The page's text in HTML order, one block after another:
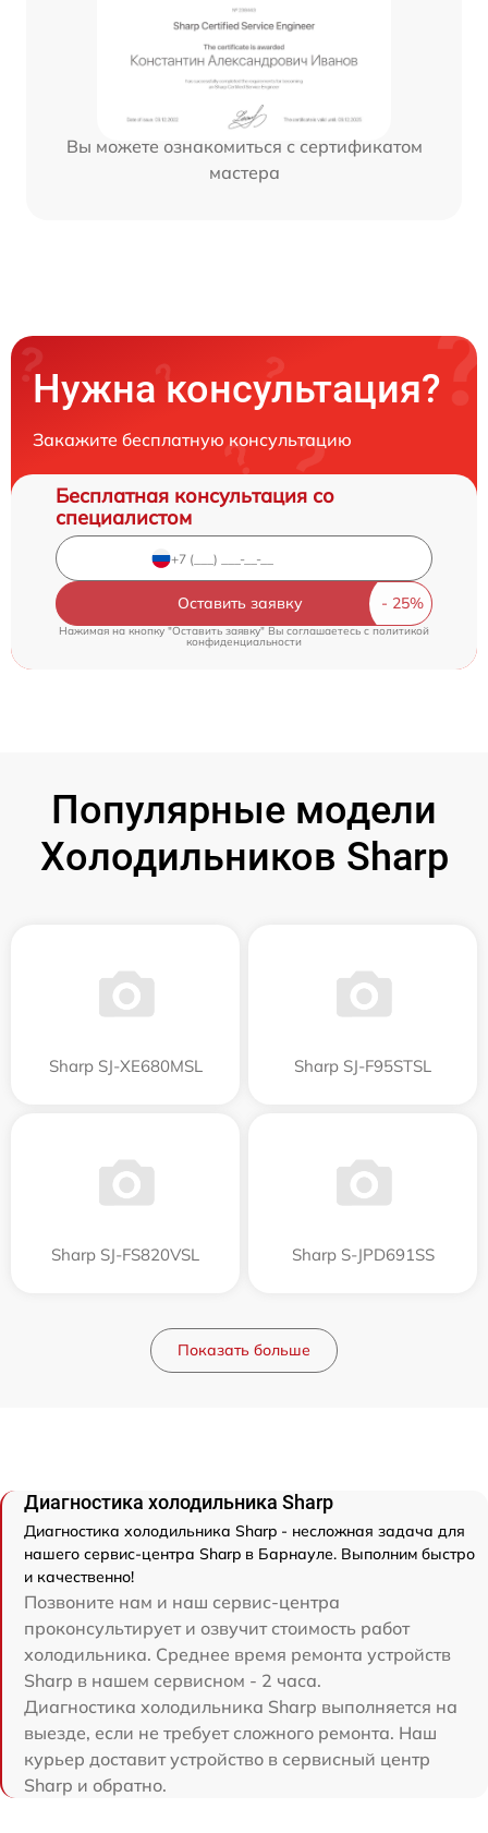
Вы можете ознакомиться с сертификатом
мастера
Нужна консультация?
Закажите бесплатную консультацию
Бесплатная консультация со
специалистом
Оставить заявку
Нажимая на кнопку "Оставить заявку" Вы соглашаетесь c политикой
конфиденциальности
Популярные модели
Холодильников Sharp
Sharp SJ-XE680MSL Sharp SJ-F95STSL
Sharp SJ-FS820VSL Sharp S-JPD691SS
Показать больше
Диагностика холодильника Sharp
Диагностика холодильника Sharp - несложная задача для
нашего сервис-центра Sharp в Барнауле. Выполним быстро
и качественно!
Позвоните нам и наш сервис-центра
проконсультирует и озвучит стоимость работ
холодильника. Среднее время ремонта устройств
Sharp в нашем сервисном - 2 часа.
Диагностика холодильника Sharp выполняется на
выезде, если не требует сложного ремонта. Наш
курьер доставит устройство в сервисный центр
Sharp и обратно.